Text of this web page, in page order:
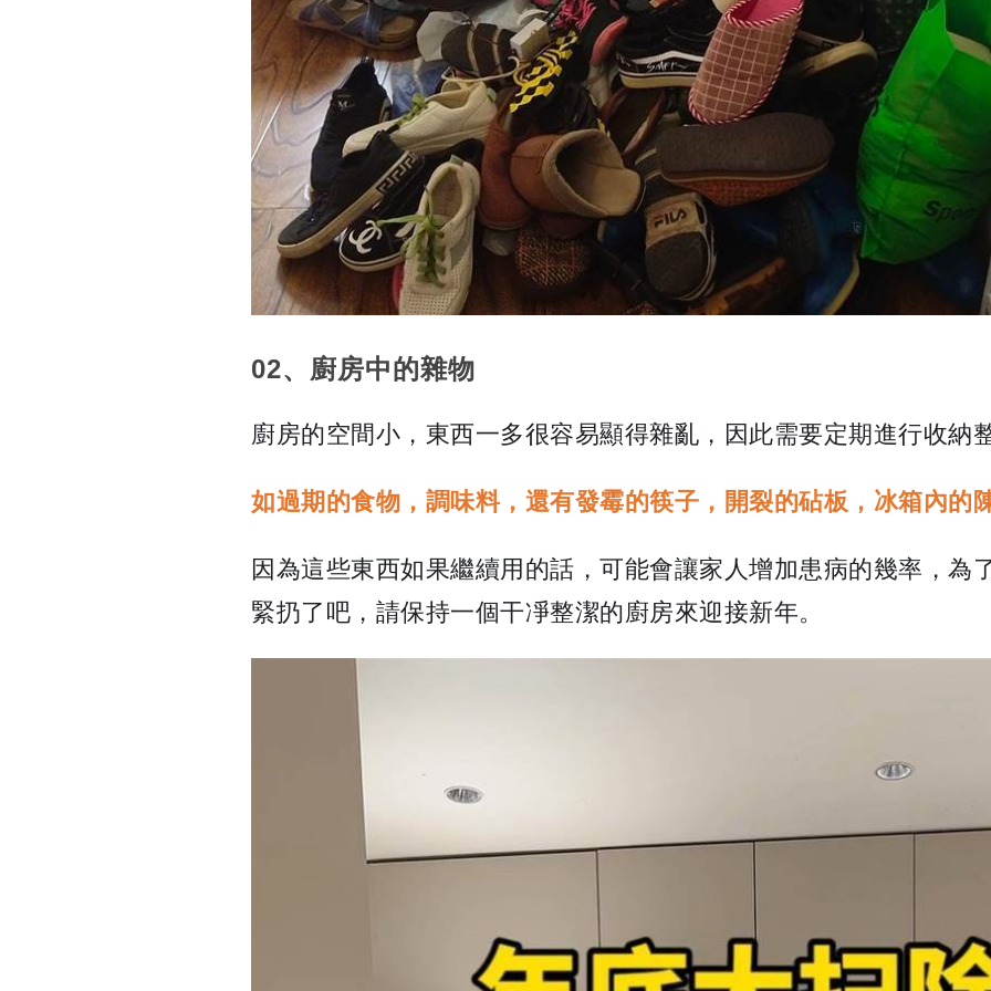
02、廚房中的雜物
廚房的空間小，東西一多很容易顯得雜亂，因此需要定期進行收納
如過期的食物，調味料，還有發霉的筷子，開裂的砧板，冰箱內的
因為這些東西如果繼續用的話，可能會讓家人增加患病的幾率，為
緊扔了吧，請保持一個干凈整潔的廚房來迎接新年。